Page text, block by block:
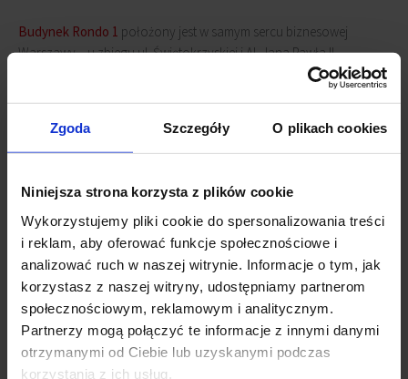
Zgoda Szczegóły O plikach cookies
Niniejsza strona korzysta z plików cookie
Wykorzystujemy pliki cookie do spersonalizowania treści
i reklam, aby oferować funkcje społecznościowe i
analizować ruch w naszej witrynie. Informacje o tym, jak
korzystasz z naszej witryny, udostępniamy partnerom
społecznościowym, reklamowym i analitycznym.
Partnerzy mogą połączyć te informacje z innymi danymi
otrzymanymi od Ciebie lub uzyskanymi podczas
korzystania z ich usług.
Budynek Rondo 1 położony jest w samym sercu biznesowej
Warszawy – u zbiegu ul. Świętokrzyskiej i Al. Jana Pawła II.
Lokalizacja zapewnia dogodne połączenia z całym miastem, dzięki
świetnemu dostępowi do komunikacji miejskiej, w tym planowanej
linii tramwajowych i autobusowych, a także bliskości Dworca
Centralnego. W pobliżu obiektu znajduje się centrum handlowe